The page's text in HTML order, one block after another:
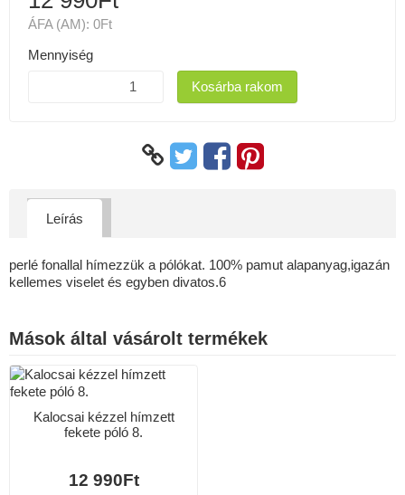
ÁFA (AM): 0Ft
Mennyiség
Kosárba rakom
Leírás
perlé fonallal hímezzük a pólókat. 100% pamut alapanyag,igazán
kellemes viselet és egyben divatos.6
Mások által vásárolt termékek
Kalocsai kézzel hímzett
fekete póló 8.
12 990Ft